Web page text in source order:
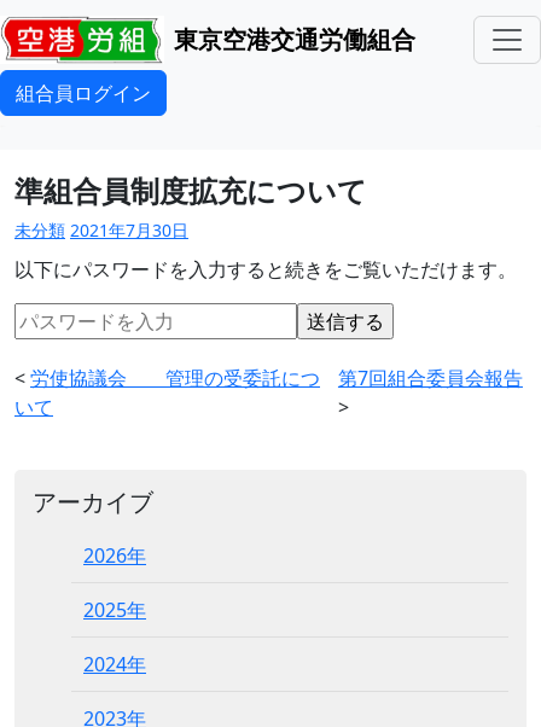
東京空港交通労働組合
組合員ログイン
アーカイブ
2026年
2025年
2024年
2023年
準組合員制度拡充について
未分類 2021年7月30日
以下にパスワードを入力すると続きをご覧いただけます。
<労使協議会 管理の受委託につ
いて
第7回組合委員会報告
>